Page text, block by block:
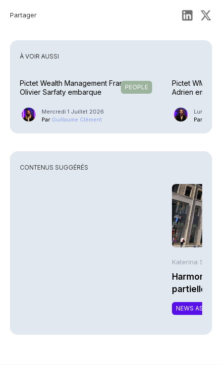
Partager
À VOIR AUSSI
PEOPLE
Pictet Wealth Management France –
Olivier Sarfaty embarque
Mercredi 1 Juillet 2026
Par Guillaume Clément
Pictet WM -
Adrien
Lundi 2
Par
CONTENUS SUGGÉRÉS
Katerina
Harmonie
partielle du
MTCAT
NEWS